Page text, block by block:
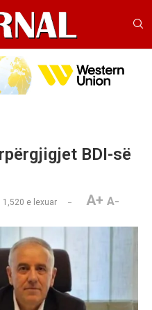
BDI-së
1,520 e lexuar A+ A-